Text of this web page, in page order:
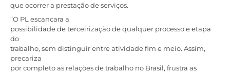
que ocorrer a prestação de serviços.
“O PL escancara a
possibilidade de terceirização de qualquer processo e etapa
do
trabalho, sem distinguir entre atividade fim e meio. Assim,
precariza
por completo as relações de trabalho no Brasil, frustra as